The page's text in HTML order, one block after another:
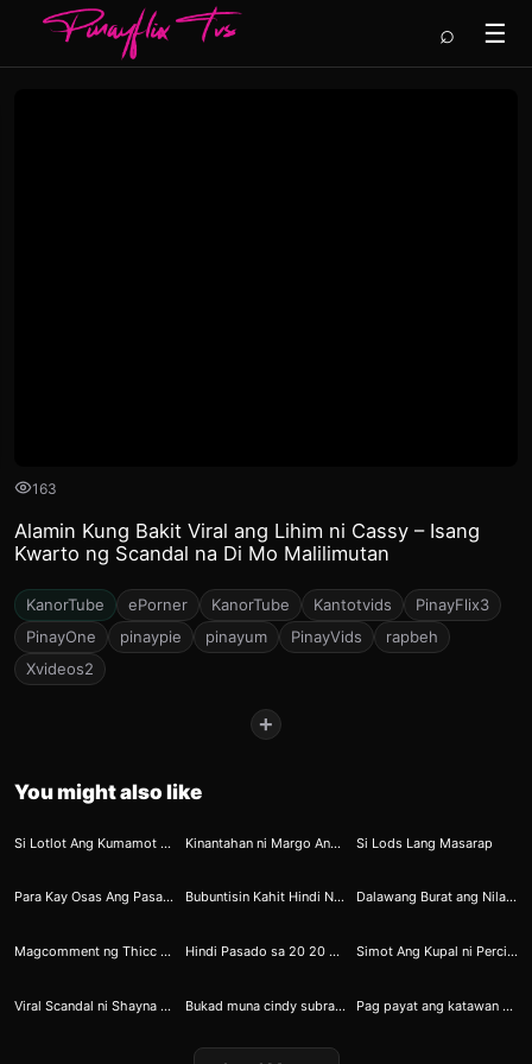
☰
⌕
163
Alamin Kung Bakit Viral ang Lihim ni Cassy – Isang
Kwarto ng Scandal na Di Mo Malilimutan
KanorTube ePorner KanorTube Kantotvids
PinayFlix3
PinayOne
pinaypie pinayum PinayVids
rapbeh
Xvideos2
+
You might also like
6
Si Lotlot Ang Kumamot sa Tuyot na Talulot ni Charlotte Kinantahan ni Margo Ang Mikropono ni Gino Si Lods Lang Masarap
90
Para Kay Osas Ang Pasas ni Jas
98
Bubuntisin Kahit Hindi Naman Gelfren
104
Dalawang Burat ang Nilaro ni Marikit 02
99
Magcomment ng Thicc Ang Magkakagusto Pa sa Kanya
129
Hindi Pasado sa 20 20 Vision si Manong Guard
191
Simot Ang Kupal ni Percival
185
Viral Scandal ni Shayna Chua 4
282
Bukad muna cindy subrang yummy ng iyong pussy
316
Pag payat ang katawan siguradong palaban kahit saang bakbakan